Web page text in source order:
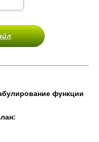
функции